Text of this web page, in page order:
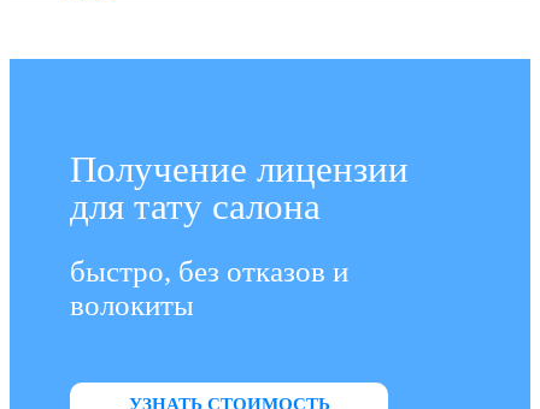
Получение лицензии
для тату салона
быстро, без отказов и
волокиты
УЗНАТЬ СТОИМОСТЬ